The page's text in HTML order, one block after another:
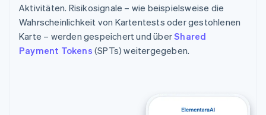
Aktivitäten. Risikosignale – wie beispielsweise die
Wahrscheinlichkeit von Kartentests oder gestohlenen
Karte – werden gespeichert und überShared
Payment Tokens (SPTs) weitergegeben.